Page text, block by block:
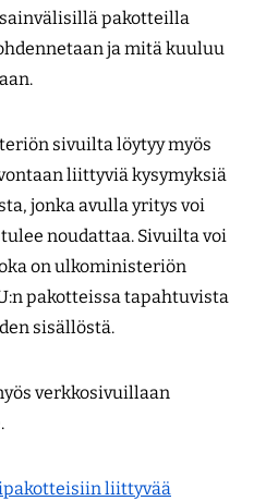
toiseen
palveluun)
pakotteilla
ja mitä kuuluu
sivuilta löytyy myös
liittyviä kysymyksiä
jonka avulla yritys voi
noudattaa. Sivuilta voi
on ulkoministeriön
pakotteissa tapahtuvista
sisällöstä.
verkkosivuillaan
liittyvää